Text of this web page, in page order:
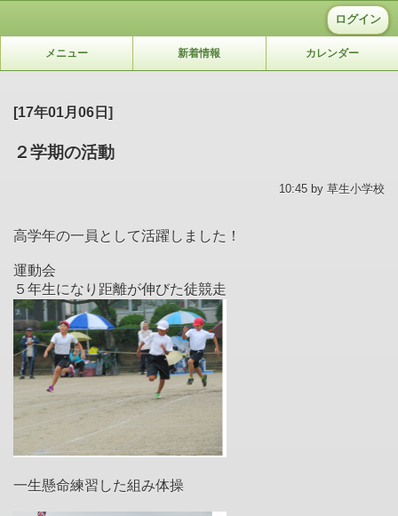
ログイン
メニュー 新着情報 カレンダー
[17年01月06日]
２学期の活動
10:45 by 草生小学校
高学年の一員として活躍しました！
運動会
５年生になり距離が伸びた徒競走
一生懸命練習した組み体操